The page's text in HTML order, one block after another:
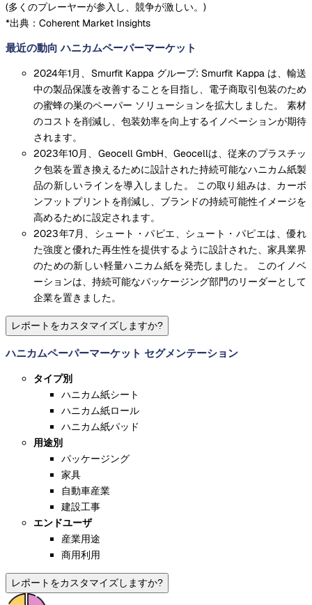
(多くのプレーヤーが参入し、競争が激しい。 )
*出典：Coherent Market Insights
最近の動向 ハニカムペーパーマーケット
2024年1月、Smurfit Kappa グループ: Smurfit Kappa は、輸送
中の製品保護を改善することを目指し、電子商取引包装のため
の蜜蜂の巣のペーパー ソリューションを拡大しました。 素材
のコストを削減し、包装効率を向上するイノベーションが期待
されます。
2023年10月、Geocell GmbH、Geocellは、従来のプラスチッ
ク包装を置き換えるために設計された持続可能なハニカム紙製
品の新しいラインを導入しました。 この取り組みは、カーボ
ンフットプリントを削減し、ブランドの持続可能性イメージを
高めるために設定されます。
2023年7月、シュート・パピエ、シュート・パピエは、優れ
た強度と優れた再生性を提供するように設計された、家具業界
のための新しい軽量ハニカム紙を発売しました。 このイノベ
ーションは、持続可能なパッケージング部門のリーダーとして
企業を置きました。
レポートをカスタマイズしますか?
ハニカムペーパーマーケット セグメンテーション
タイプ別
ハニカム紙シート
ハニカム紙ロール
ハニカム紙パッド
用途別
パッケージング
家具
自動車産業
建設工事
エンドユーザ
産業用途
商用利用
レポートをカスタマイズしますか?